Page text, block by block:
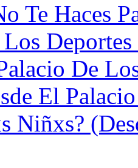
Te Haces
De
El
Niñxs?